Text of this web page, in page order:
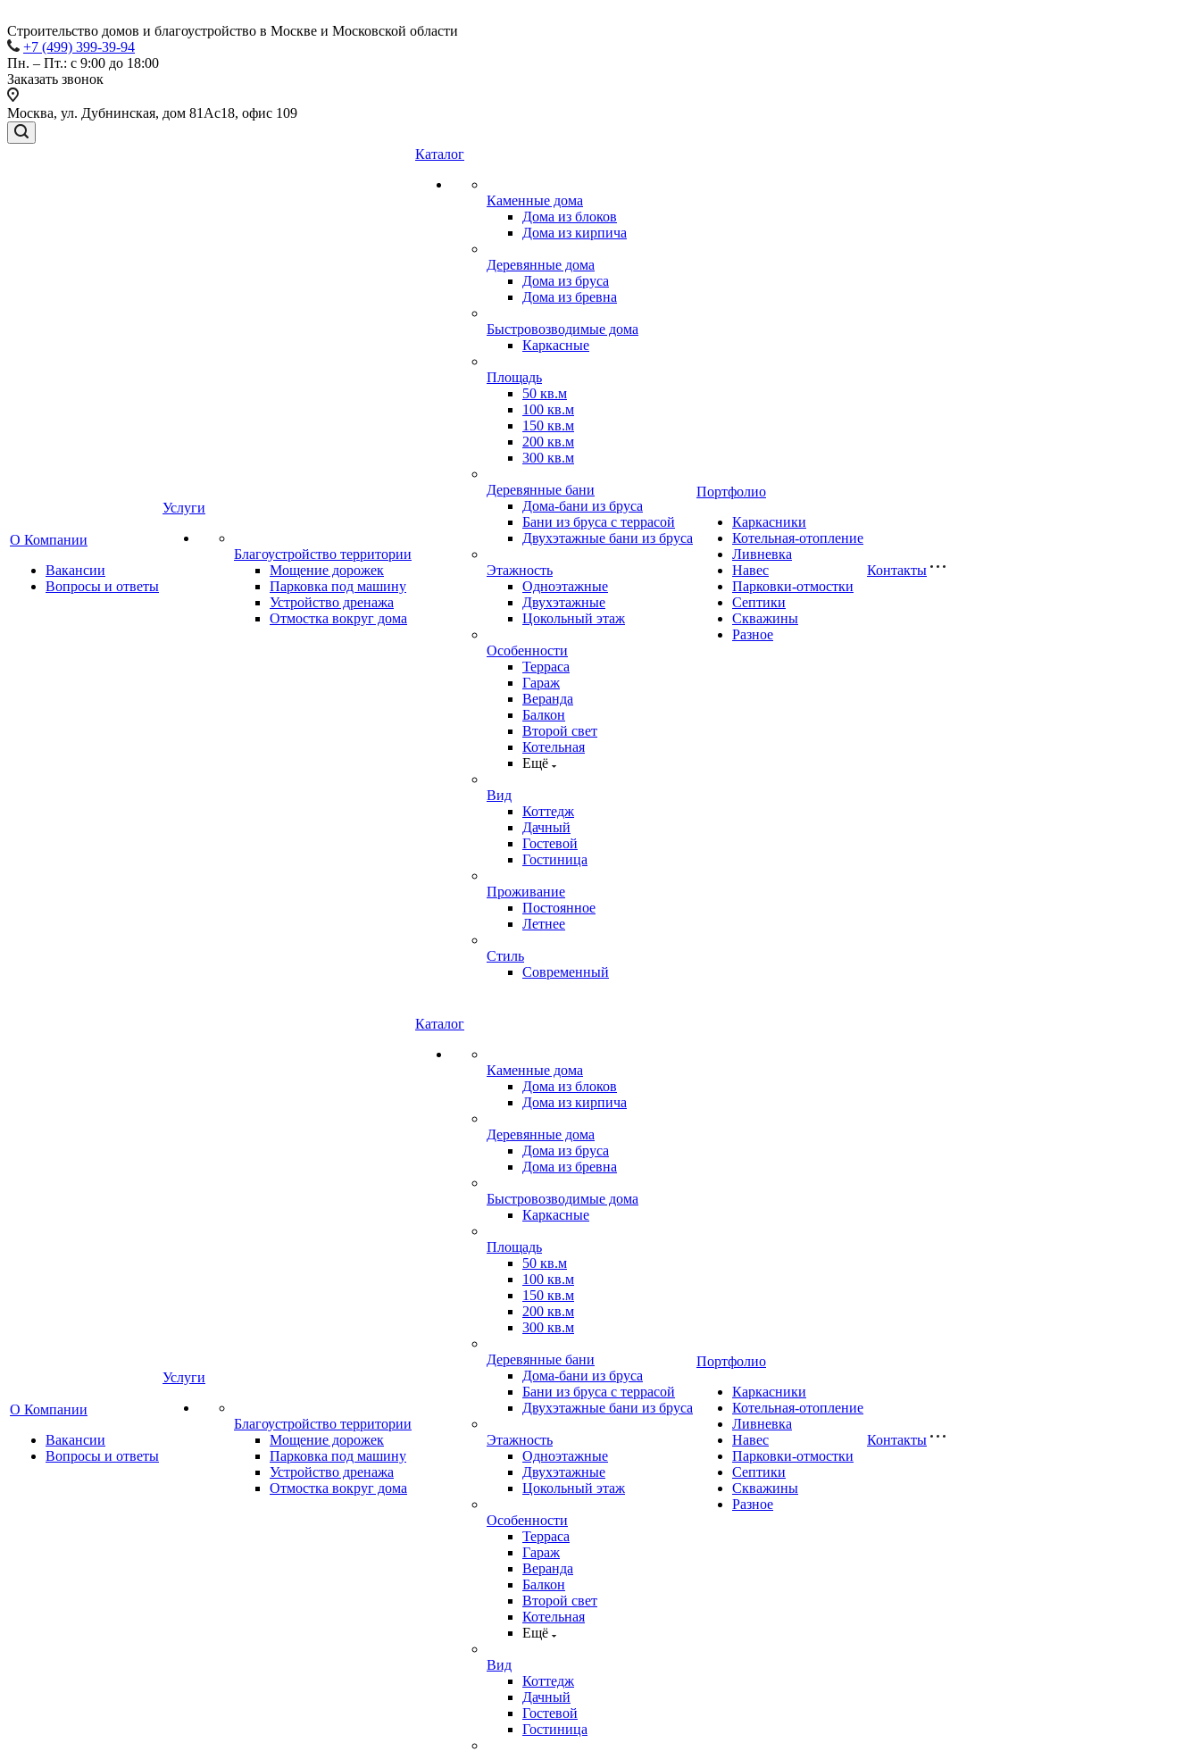
Строительство домов и благоустройство в Москве и Московской области
+7 (499) 399-39-94
Пн. – Пт.: с 9:00 до 18:00
Заказать звонок
Москва, ул. Дубнинская, дом 81Ас18, офис 109
О Компании
Вакансии
Вопросы и ответы
Услуги
Благоустройство территории
Мощение дорожек
Парковка под машину
Устройство дренажа
Отмостка вокруг дома
Каталог
Каменные дома
Дома из блоков
Дома из кирпича
Деревянные дома
Дома из бруса
Дома из бревна
Быстровозводимые дома
Каркасные
Площадь
50 кв.м
100 кв.м
150 кв.м
200 кв.м
300 кв.м
Деревянные бани
Дома-бани из бруса
Бани из бруса с террасой
Двухэтажные бани из бруса
Этажность
Одноэтажные
Двухэтажные
Цокольный этаж
Особенности
Терраса
Гараж
Веранда
Балкон
Второй свет
Котельная
Ещё
Вид
Коттедж
Дачный
Гостевой
Гостиница
Проживание
Постоянное
Летнее
Стиль
Современный
Портфолио
Каркасники
Котельная-отопление
Ливневка
Навес
Парковки-отмостки
Септики
Скважины
Разное
Контакты
О Компании
Вакансии
Вопросы и ответы
Услуги
Благоустройство территории
Мощение дорожек
Парковка под машину
Устройство дренажа
Отмостка вокруг дома
Каталог
Каменные дома
Дома из блоков
Дома из кирпича
Деревянные дома
Дома из бруса
Дома из бревна
Быстровозводимые дома
Каркасные
Площадь
50 кв.м
100 кв.м
150 кв.м
200 кв.м
300 кв.м
Деревянные бани
Дома-бани из бруса
Бани из бруса с террасой
Двухэтажные бани из бруса
Этажность
Одноэтажные
Двухэтажные
Цокольный этаж
Особенности
Терраса
Гараж
Веранда
Балкон
Второй свет
Котельная
Ещё
Вид
Коттедж
Дачный
Гостевой
Гостиница
Портфолио
Каркасники
Котельная-отопление
Ливневка
Навес
Парковки-отмостки
Септики
Скважины
Разное
Контакты